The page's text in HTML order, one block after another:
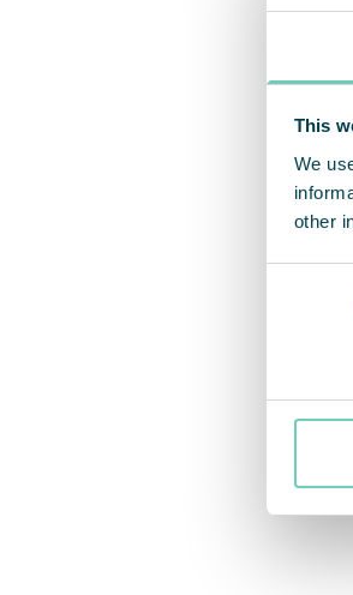
This
We
other